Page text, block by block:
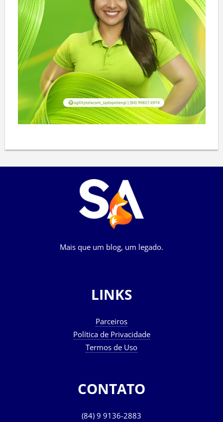
Mais que um blog, um legado.
LINKS
Parceiros
Política de Privacidade
Termos de Uso
CONTATO
(84) 9 9136-2883